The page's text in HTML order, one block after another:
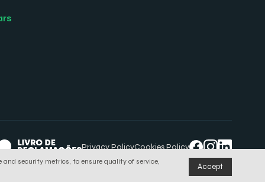
Privacy PolicyCookies Policy
and security metrics, to ensure quality of service,
Accept